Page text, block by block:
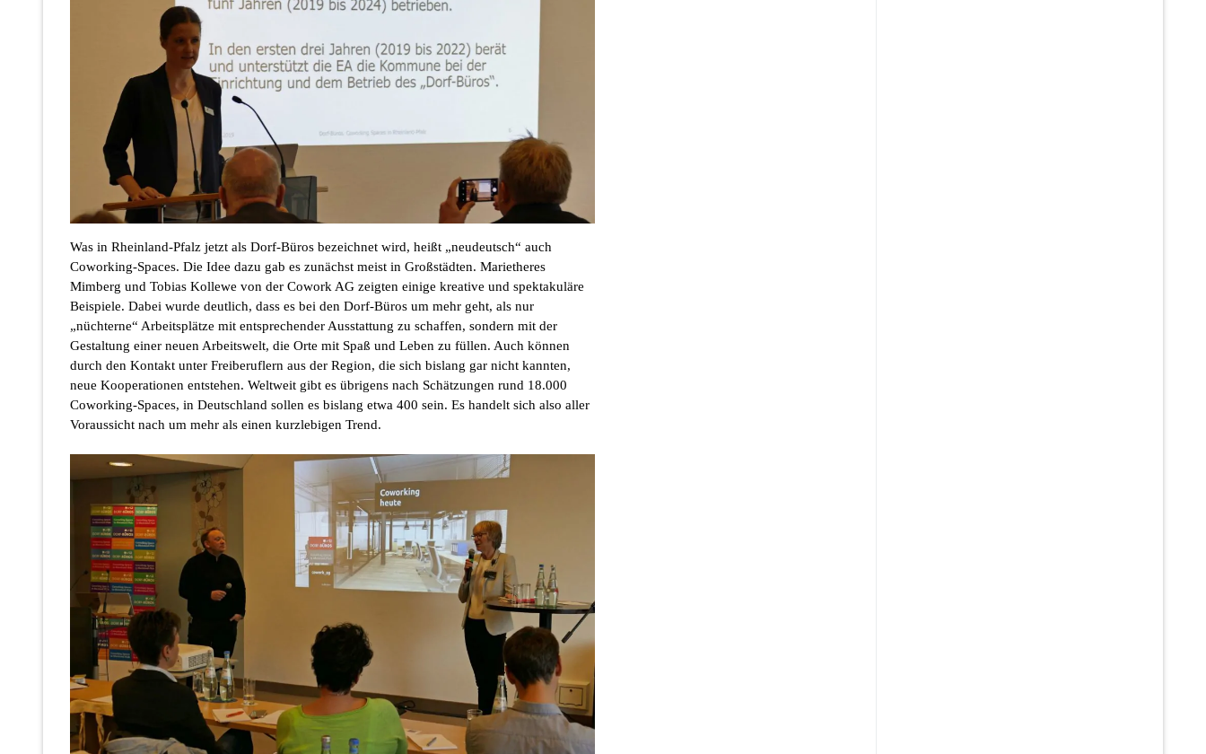
Was in Rheinland-Pfalz jetzt als Dorf-Büros bezeichnet wird, heißt „neudeutsch“ auch
Coworking-Spaces. Die Idee dazu gab es zunächst meist in Großstädten. Marietheres
Mimberg und Tobias Kollewe von der Cowork AG zeigten einige kreative und spektakuläre
Beispiele. Dabei wurde deutlich, dass es bei den Dorf-Büros um mehr geht, als nur
„nüchterne“ Arbeitsplätze mit entsprechender Ausstattung zu schaffen, sondern mit der
Gestaltung einer neuen Arbeitswelt, die Orte mit Spaß und Leben zu füllen. Auch können
durch den Kontakt unter Freiberuflern aus der Region, die sich bislang gar nicht kannten,
neue Kooperationen entstehen. Weltweit gibt es übrigens nach Schätzungen rund 18.000
Coworking-Spaces, in Deutschland sollen es bislang etwa 400 sein. Es handelt sich also aller
Voraussicht nach um mehr als einen kurzlebigen Trend.